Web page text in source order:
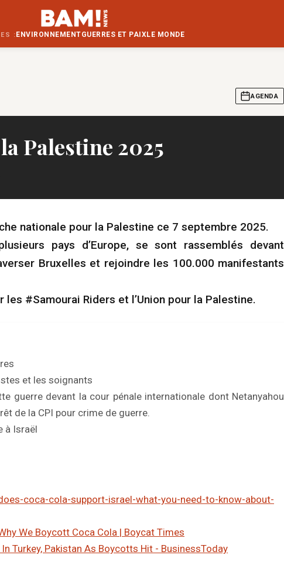
: ENVIRONNEMENTGUERRES ET PAIXLE MONDE
AGENDA
Palestine 2025
nationale pour la Palestine ce 7 septembre 2025.
pays d’Europe, se sont rassemblés devant
Bruxelles et rejoindre les 100.000 manifestants
#Samourai Riders et l’Union pour la Palestine.
et les soignants
guerre devant la cour pénale internationale dont Netanyahou
de la CPI pour crime de guerre.
à Israël
coca-cola-support-israel-what-you-need-to-know-about-
We Boycott Coca Cola | Boycat Times
Turkey, Pakistan As Boycotts Hit - BusinessToday